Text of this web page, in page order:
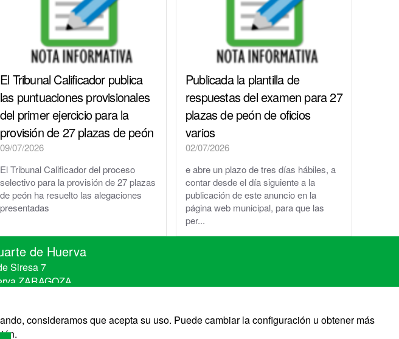
El Tribunal Calificador publica
las puntuaciones provisionales
del primer ejercicio para la
provisión de 27 plazas de peón
09/07/2026
El Tribunal Calificador del proceso
selectivo para la provisión de 27 plazas
de peón ha resuelto las alegaciones
presentadas
Publicada la plantilla de
respuestas del examen para 27
plazas de peón de oficios
varios
02/07/2026
e abre un plazo de tres días hábiles, a
contar desde el día siguiente a la
publicación de este anuncio en la
página web municipal, para que las
per...
de Huerva
Siresa 7
ZARAGOZA
consideramos que acepta su uso. Puede cambiar la configuración u obtener más